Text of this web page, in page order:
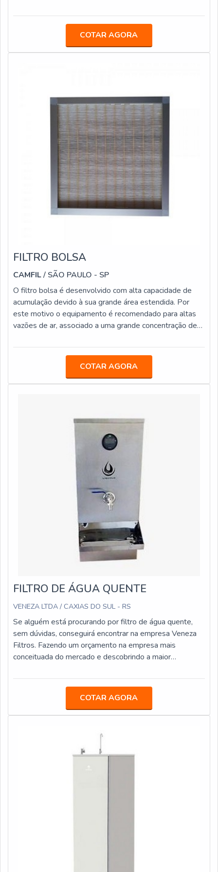
block.Tudo isso por ser em uma empresa comprometida
com seus serviços e em uma empresa inovadora,
padrões alcançados por conter escritório de alta
qualidade onde são realizadas as atividades e estrutura
experiência na área de atuação, garantem o sucesso de
cada cliente de ponta a ponta.
salas limpas, ambiente hospitalares, áreas industriais
segmento alimentício, entre outros. É FUNDAMENTAL
SABER MAIS SOBRE O PRODUTO Melhor custo-
COTAR AGORA
FILTRO BOLSA
CAMFIL/ SÃO PAULO - SP
O filtro bolsa é desenvolvido com alta capacidade de
acumulação devido à sua grande área estendida. Por
este motivo o equipamento é recomendado para altas
vazões de ar, associado a uma grande concentração de
PRODUTOExistem diversas aplicações para um filtro
aumentam sua vida útil. Dentre suas múltiplas
aplicações, o filtro pode ser usado em sistemas de
COTAR AGORA
FILTRO DE ÁGUA QUENTE
VENEZA LTDA / CAXIAS DO SUL - RS
Se alguém está procurando por filtro de água quente,
sem dúvidas, conseguirá encontrar na empresa Veneza
Filtros. Fazendo um orçamento na empresa mais
conceituada do mercado e descobrindo a maior
procura é por filtro de água quente, com a equipe da
benefício com assessoria técnica
especializada.DIFERENCIAIS IMPORTANTES DE
energia em produzir um estrutura para os parceiros com
escritório de alta qualidade onde são realizadas as
COTAR AGORA